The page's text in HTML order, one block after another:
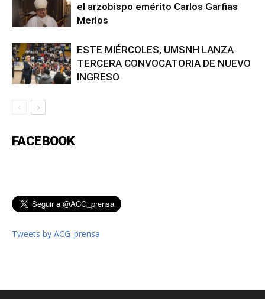
el arzobispo emérito Carlos Garfias
Merlos
ESTE MIÉRCOLES, UMSNH LANZA
TERCERA CONVOCATORIA DE NUEVO
INGRESO
FACEBOOK
Tweets by ACG_prensa